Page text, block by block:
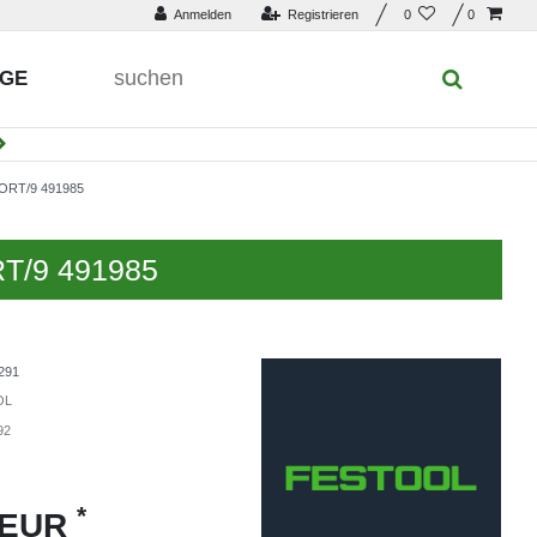
Anmelden Registrieren 0 0
9 491985
9 491985
*